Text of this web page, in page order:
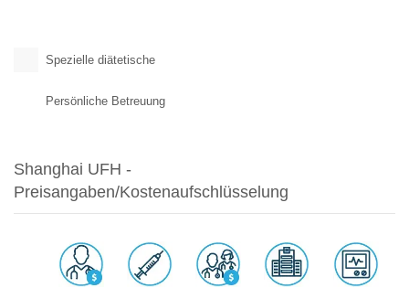
Spezielle diätetische
Persönliche Betreuung
Shanghai UFH -
Preisangaben/Kostenaufschlüsselung